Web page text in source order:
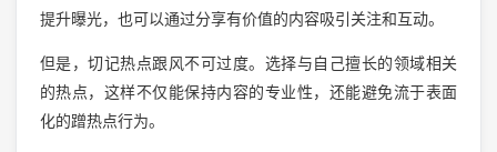
提升曝光，也可以通过分享有价值的内容吸引关注和互动。
但是，切记热点跟风不可过度。选择与自己擅长的领域相关
的热点，这样不仅能保持内容的专业性，还能避免流于表面
化的蹭热点行为。